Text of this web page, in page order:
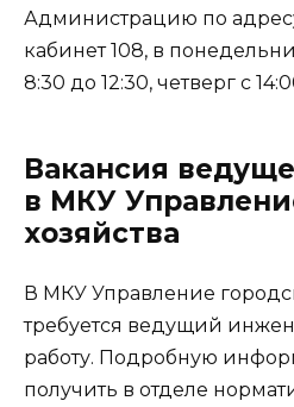
Администрацию по
кабинет 108, в
8:30 до 12:30, четверг с
Вакансия
в МКУ
хозяйства
В МКУ Управление
требуется ведущий
работу. Подробную
получить в отделе